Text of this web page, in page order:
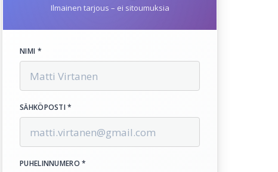
Ilmainen tarjous – ei sitoumuksia
NIMI *
SÄHKÖPOSTI *
PUHELINNUMERO *